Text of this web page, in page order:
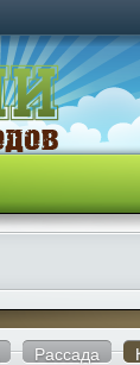
Рассада